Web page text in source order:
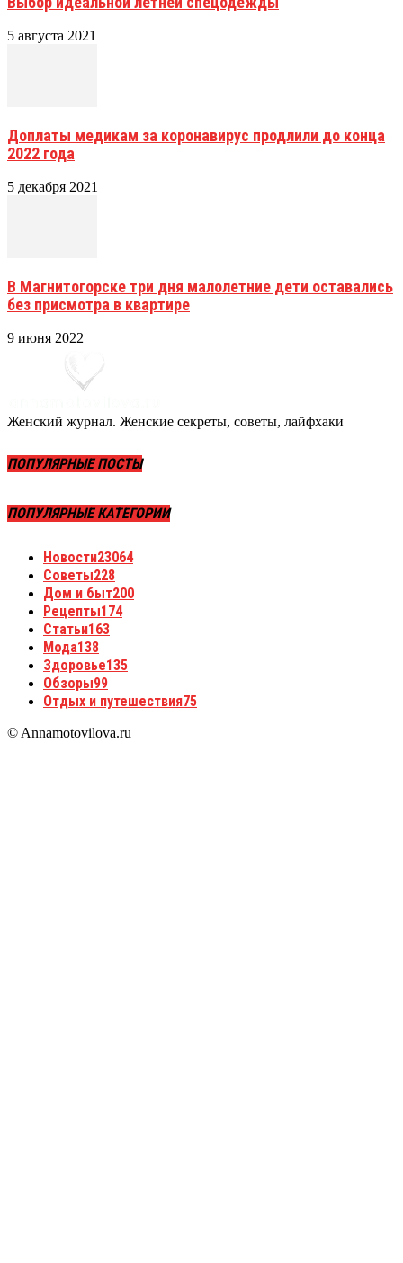
5 августа 2021
Доплаты медикам за коронавирус продлили до конца
2022 года
5 декабря 2021
В Магнитогорске три дня малолетние дети оставались
без присмотра в квартире
9 июня 2022
Женский журнал. Женские секреты, советы, лайфхаки
ПОПУЛЯРНЫЕ ПОСТЫ
ПОПУЛЯРНЫЕ КАТЕГОРИИ
Новости23064
Советы228
Дом и быт200
Рецепты174
Статьи163
Мода138
Здоровье135
Обзоры99
Отдых и путешествия75
© Annamotovilova.ru